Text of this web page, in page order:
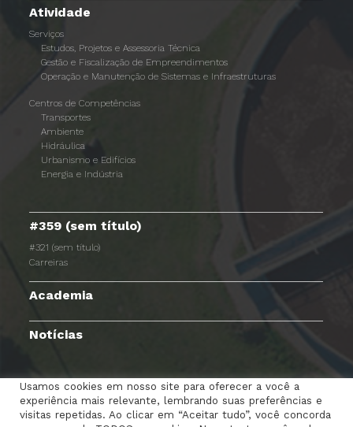
Atividade
Serviços
Estudos, Projetos e Assessoria Técnica
Gestão e Fiscalização de Empreendimentos
Operação e Manutenção de Sistemas e Infraestruturas
Centros de Competências
Transportes
Ambiente
Hidráulica
Urbanismo e Edifícios
Energia e Indústria
#359 (sem título)
#321 (sem título)
Carreiras
Academia
Notícias
TERMOS E CONDIÇÕES AVISO DE PRIVACIDADE
Usamos cookies em nosso site para oferecer a você a
experiência mais relevante, lembrando suas preferências e
visitas repetidas. Ao clicar em “Aceitar tudo”, você concorda